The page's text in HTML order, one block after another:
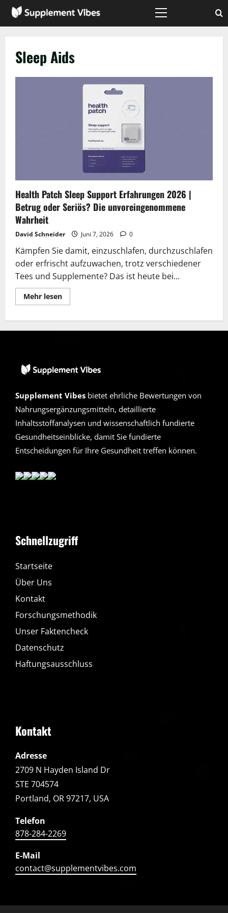
Zum
Inhalt
Hauptmenü
Sleep Aids
Health Patch Sleep Support Erfahrungen 2026 |
Betrug oder Seriös? Die unvoreingenommene
Wahrheit
David Schneider Juni 7, 2026 0
Kämpfen Sie damit, einzuschlafen, durchzuschlafen
oder erfrischt aufzuwachen, trotz verschiedener
Tees und Supplemente? Das ist heute bei...
Mehr lesenLesen
Sie
Patch
|
Betrug
Die
Wahrheit
Supplement Vibes bietet ehrliche Bewertungen von
Nahrungsergänzungsmitteln, detaillierte
Inhaltsstoffanalysen und wissenschaftlich fundierte
Gesundheitseinblicke, damit Sie fundierte
Entscheidungen für Ihre Gesundheit treffen können.
Schnellzugriff
Startseite
Über Uns
Kontakt
Forschungsmethodik
Unser Faktencheck
Datenschutz
Haftungsausschluss
Kontakt
Adresse
2709 N Hayden Island Dr
STE 704574
Portland, OR 97217, USA
Telefon
878-284-2269
E-Mail
contact@supplementvibes.com